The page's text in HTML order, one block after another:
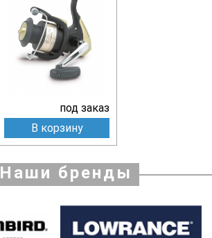
под заказ
В корзину
Наши бренды